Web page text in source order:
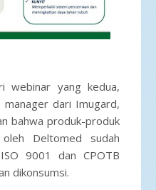
webinar yang kedua,
dari Imugard,
bahwa produk-produk
Deltomed sudah
9001 dan CPOTB
dikonsumsi.